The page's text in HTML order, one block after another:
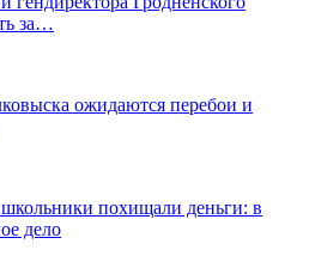
за…
ожидаются перебои и
похищали деньги: в
дело